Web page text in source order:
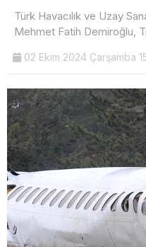
Türk Havacılık ve Uzay
Mehmet Fatih Demiroğlu,
02 Ekim 2024 Çarşamba